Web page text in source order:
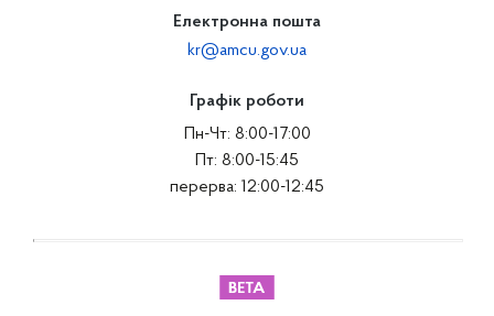
Електронна пошта
kr@amcu.gov.ua
Графік роботи
Пн-Чт: 8:00-17:00
Пт: 8:00-15:45
перерва: 12:00-12:45